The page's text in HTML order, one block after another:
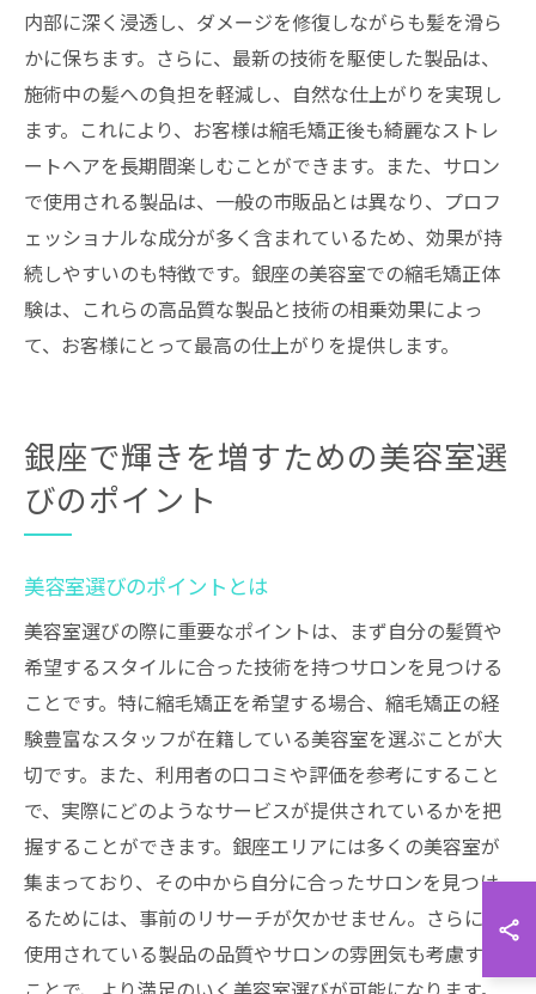
内部に深く浸透し、ダメージを修復しながらも髪を滑ら
かに保ちます。さらに、最新の技術を駆使した製品は、
施術中の髪への負担を軽減し、自然な仕上がりを実現し
ます。これにより、お客様は縮毛矯正後も綺麗なストレ
ートヘアを長期間楽しむことができます。また、サロン
で使用される製品は、一般の市販品とは異なり、プロフ
ェッショナルな成分が多く含まれているため、効果が持
続しやすいのも特徴です。銀座の美容室での縮毛矯正体
験は、これらの高品質な製品と技術の相乗効果によっ
て、お客様にとって最高の仕上がりを提供します。
銀座で輝きを増すための美容室選
びのポイント
美容室選びのポイントとは
美容室選びの際に重要なポイントは、まず自分の髪質や
希望するスタイルに合った技術を持つサロンを見つける
ことです。特に縮毛矯正を希望する場合、縮毛矯正の経
験豊富なスタッフが在籍している美容室を選ぶことが大
切です。また、利用者の口コミや評価を参考にすること
で、実際にどのようなサービスが提供されているかを把
握することができます。銀座エリアには多くの美容室が
集まっており、その中から自分に合ったサロンを見つけ
るためには、事前のリサーチが欠かせません。さらに、
使用されている製品の品質やサロンの雰囲気も考慮する